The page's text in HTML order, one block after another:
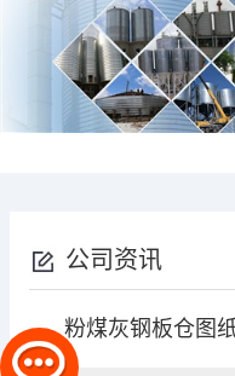
公司资讯
粉煤灰钢板仓图